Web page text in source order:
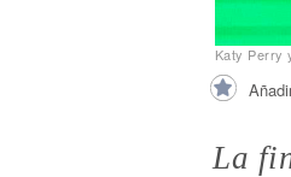
Katy Perry
La